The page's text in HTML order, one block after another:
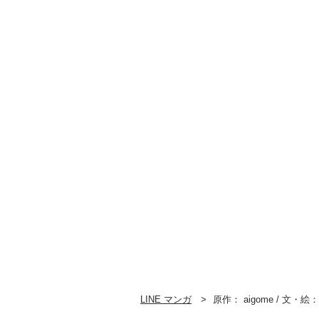
LINE マンガ 原作： aigome / 文・絵